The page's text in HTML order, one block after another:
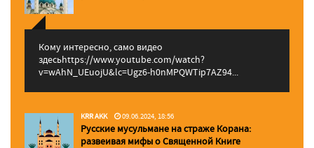
Кому интересно, само видео
здесьhttps://www.youtube.com/watch?
v=wAhN_UEuojU&lc=Ugz6-h0nMPQWTip7AZ94...
KRR AKK 09.06.2024, 18:56
Русские мусульмане на страже Корана:
pазвеивая мифы о Священной Книге